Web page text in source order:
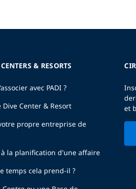
& RESORTS
avec PADI ?
Dive Center & Resort
propre entreprise de
à la planification d'une affaire
temps cela prend-il ?
et